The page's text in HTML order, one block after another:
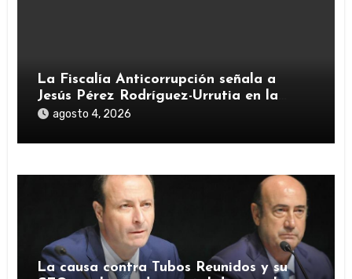
La Fiscalía Anticorrupción señala a
Jesús Pérez Rodríguez-Urrutia en la
investigación del rescate de Tubos
agosto 4, 2026
La causa contra Tubos Reunidos y su